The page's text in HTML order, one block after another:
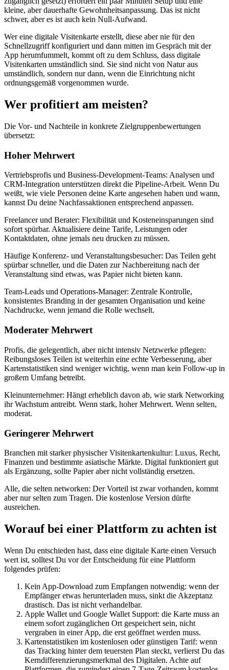
kleine, aber dauerhafte Gewohnheitsanpassung. Das ist nicht
schwer, aber es ist auch kein Null-Aufwand.
Wer eine digitale Visitenkarte erstellt, diese aber nie für den
Schnellzugriff konfiguriert und dann mitten im Gespräch mit der
App herumfummelt, kommt oft zu dem Schluss, dass digitale
Visitenkarten umständlich sind. Sie sind nicht von Natur aus
umständlich, sondern nur dann, wenn die Einrichtung nicht
ordnungsgemäß vorgenommen wurde.
Wer profitiert am meisten?
Die Vor- und Nachteile in konkrete Zielgruppenbewertungen
übersetzt:
Hoher Mehrwert
Vertriebsprofis und Business-Development-Teams: Analysen und
CRM-Integration unterstützen direkt die Pipeline-Arbeit. Wenn Du
weißt, wie viele Personen deine Karte angesehen haben und wann,
kannst Du deine Nachfassaktionen entsprechend anpassen.
Freelancer und Berater: Flexibilität und Kosteneinsparungen sind
sofort spürbar. Aktualisiere deine Tarife, Leistungen oder
Kontaktdaten, ohne jemals neu drucken zu müssen.
Häufige Konferenz- und Veranstaltungsbesucher: Das Teilen geht
spürbar schneller, und die Daten zur Nachbereitung nach der
Veranstaltung sind etwas, was Papier nicht bieten kann.
Team-Leads und Operations-Manager: Zentrale Kontrolle,
konsistentes Branding in der gesamten Organisation und keine
Nachdrucke, wenn jemand die Rolle wechselt.
Moderater Mehrwert
Profis, die gelegentlich, aber nicht intensiv Netzwerke pflegen:
Reibungsloses Teilen ist weiterhin eine echte Verbesserung, aber
Kartenstatistiken sind weniger wichtig, wenn man kein Follow-up in
großem Umfang betreibt.
Kleinunternehmer: Hängt erheblich davon ab, wie stark Networking
ihr Wachstum antreibt. Wenn stark, hoher Mehrwert. Wenn selten,
moderat.
Geringerer Mehrwert
Branchen mit starker physischer Visitenkartenkultur: Luxus, Recht,
Finanzen und bestimmte asiatische Märkte. Digital funktioniert gut
als Ergänzung, sollte Papier aber nicht vollständig ersetzen.
Alle, die selten networken: Der Vorteil ist zwar vorhanden, kommt
aber nur selten zum Tragen. Die kostenlose Version dürfte
ausreichen.
Worauf bei einer Plattform zu achten ist
Wenn Du entschieden hast, dass eine digitale Karte einen Versuch
wert ist, solltest Du vor der Entscheidung für eine Plattform
folgendes prüfen:
Kein App-Download zum Empfangen notwendig: wenn der
Empfänger etwas herunterladen muss, sinkt die Akzeptanz
drastisch. Das ist nicht verhandelbar.
Apple Wallet und Google Wallet Support: die Karte muss an
einem sofort zugänglichen Ort gespeichert sein, nicht
vergraben in einer App, die erst geöffnet werden muss.
Kartenstatistiken im kostenlosen oder günstigen Tarif: wenn
das Tracking hinter dem teuersten Plan steckt, verlierst Du das
Kerndifferenzierungsmerkmal des Digitalen. Achte auf